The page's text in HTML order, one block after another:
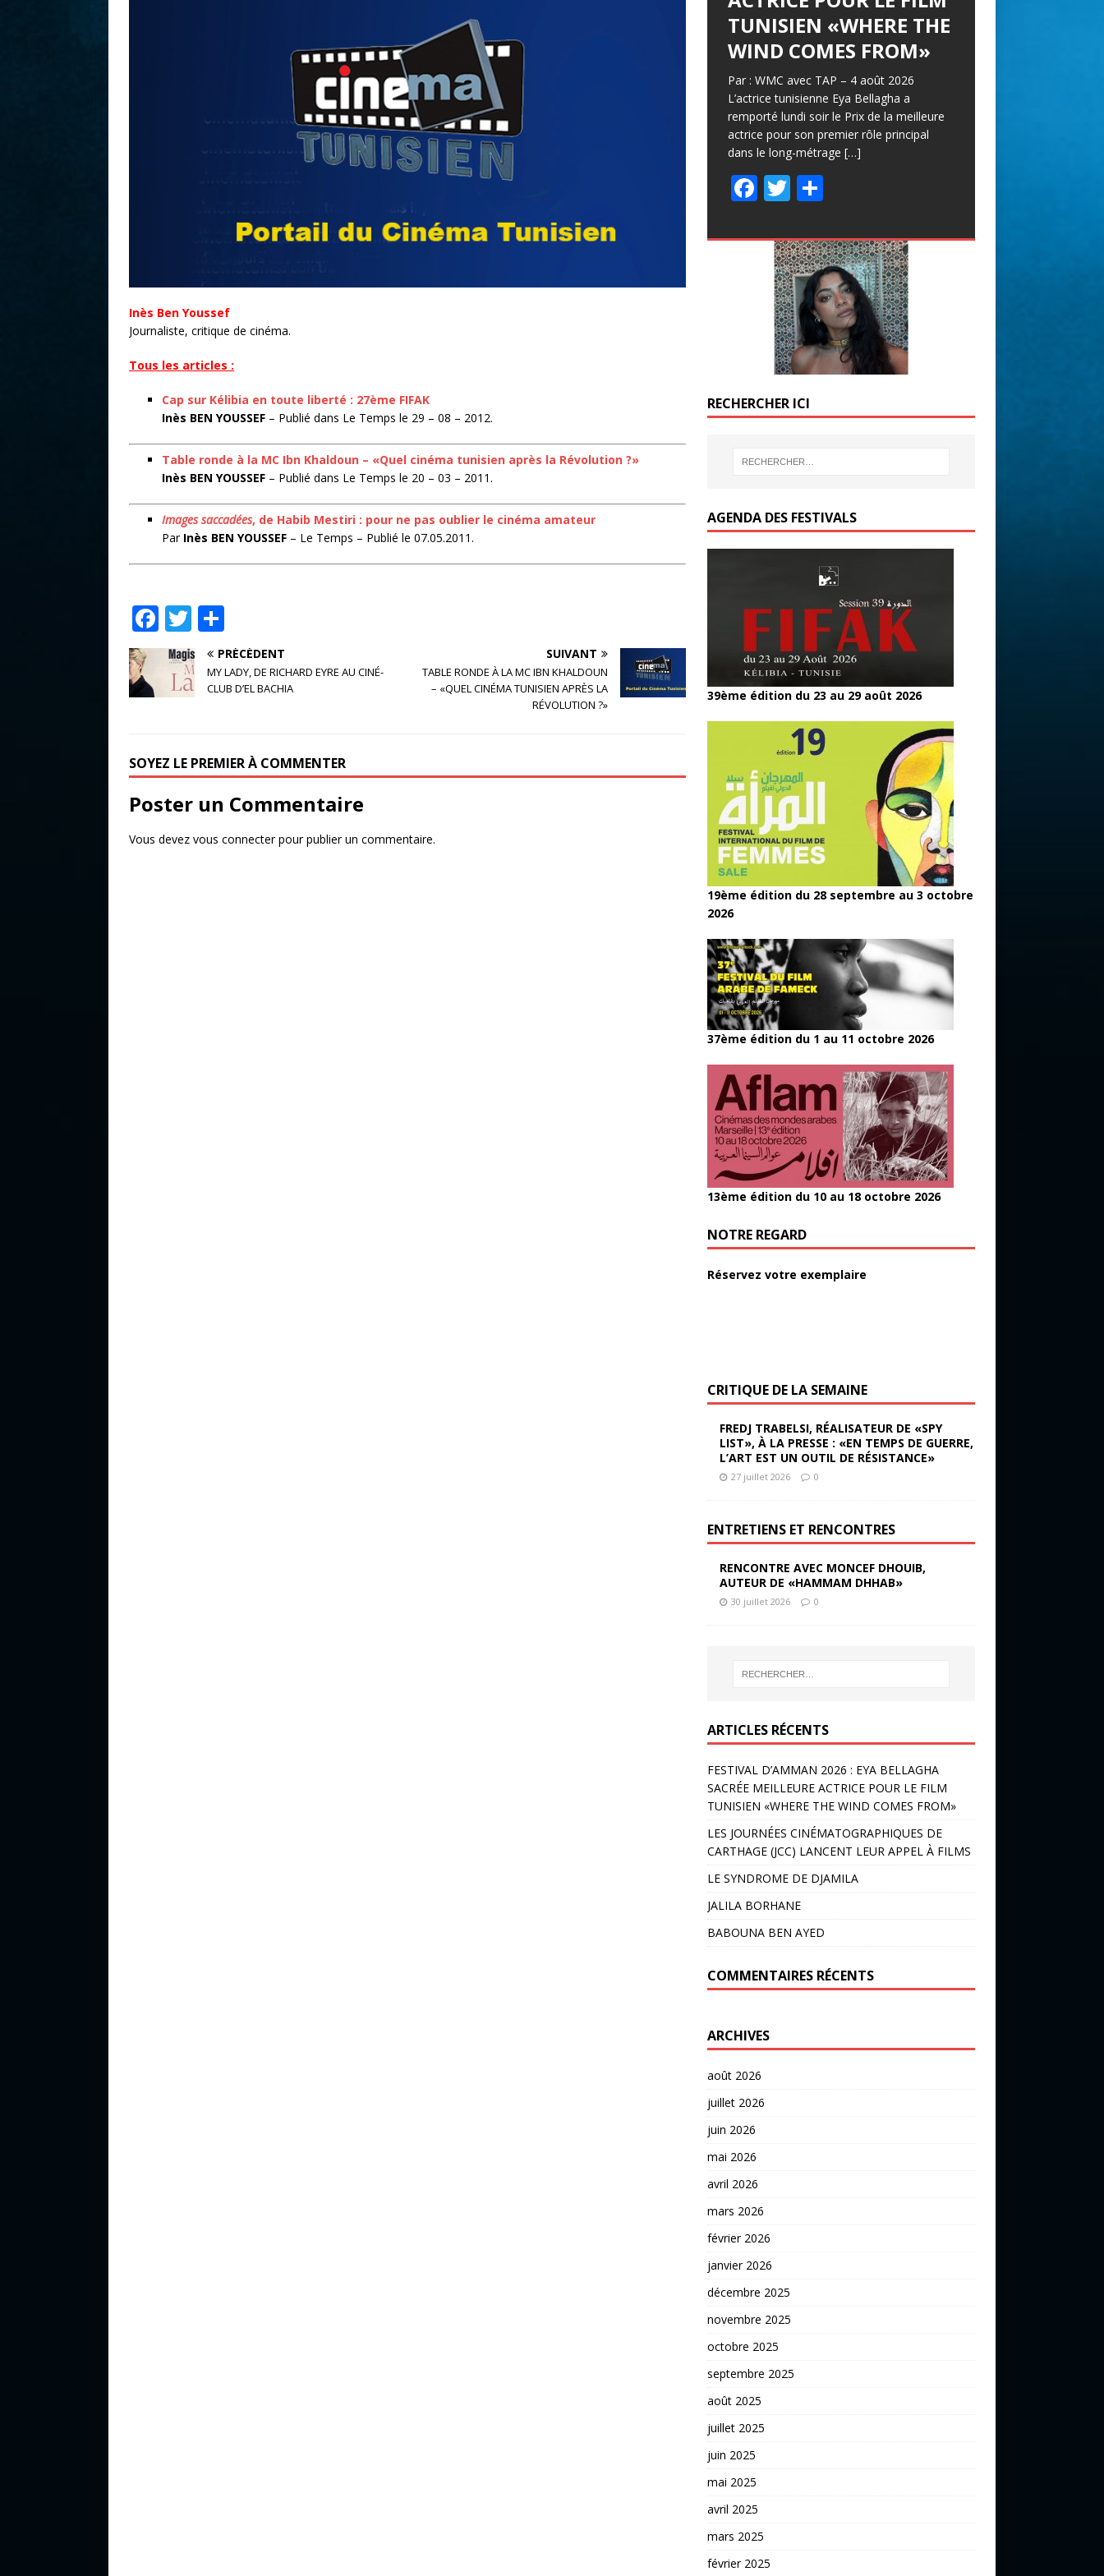
Inès Ben Youssef
Journaliste, critique de cinéma.
Tous les articles :
Cap sur Kélibia en toute liberté : 27ème FIFAK
Inès BEN YOUSSEF – Publié dans Le Temps le 29 – 08 – 2012.
Table ronde à la MC Ibn Khaldoun – «Quel cinéma tunisien après la Révolution ?»
Inès BEN YOUSSEF – Publié dans Le Temps le 20 – 03 – 2011.
Images saccadées, de Habib Mestiri : pour ne pas oublier le cinéma amateur
Par Inès BEN YOUSSEF – Le Temps – Publié le 07.05.2011.
F
a
c
e
o
o
k
T
w
it
te
ar
ta
g
r
PRÉCÉDENT
MY LADY, DE RICHARD EYRE AU CINÉ-
CLUB D’EL BACHIA
SUIVANT
TABLE RONDE À LA MC IBN KHALDOUN
– «QUEL CINÉMA TUNISIEN APRÈS LA
RÉVOLUTION ?»
SOYEZ LE PREMIER À COMMENTER
Poster un Commentaire
Vous devez vous connecterpour publier un commentaire.
TUNISIEN «WHERE THE
WIND COMES FROM»
Par : WMC avec TAP – 4 août 2026
L’actrice tunisienne Eya Bellagha a
remporté lundi soir le Prix de la meilleure
actrice pour son premier rôle principal
dans le long-métrage […]
F
e
T
itt
er
P
ta
g
er
RECHERCHER ICI
AGENDA DES FESTIVALS
39ème édition du 23 au 29 août 2026
19ème édition du 28 septembre au 3 octobre
2026
37ème édition du 1 au 11 octobre 2026
13ème édition du 10 au 18 octobre 2026
NOTRE REGARD
Réservez votre exemplaire
CRITIQUE DE LA SEMAINE
FREDJ TRABELSI, RÉALISATEUR DE «SPY
LIST», À LA PRESSE : «EN TEMPS DE GUERRE,
L’ART EST UN OUTIL DE RÉSISTANCE»
27 juillet 2026 0
ENTRETIENS ET RENCONTRES
RENCONTRE AVEC MONCEF DHOUIB,
AUTEUR DE «HAMMAM DHHAB»
30 juillet 2026 0
ARTICLES RÉCENTS
FESTIVAL D’AMMAN 2026 : EYA BELLAGHA
SACRÉE MEILLEURE ACTRICE POUR LE FILM
TUNISIEN «WHERE THE WIND COMES FROM»
LES JOURNÉES CINÉMATOGRAPHIQUES DE
CARTHAGE (JCC) LANCENT LEUR APPEL À FILMS
LE SYNDROME DE DJAMILA
JALILA BORHANE
BABOUNA BEN AYED
COMMENTAIRES RÉCENTS
ARCHIVES
août 2026
juillet 2026
juin 2026
mai 2026
avril 2026
mars 2026
février 2026
janvier 2026
décembre 2025
novembre 2025
octobre 2025
septembre 2025
août 2025
juillet 2025
juin 2025
mai 2025
avril 2025
mars 2025
février 2025